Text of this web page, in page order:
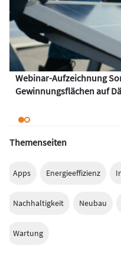
Webinar-Aufzeichnung
Gewinnungsflächen auf
Themenseiten
Apps Energieeffizienz
Nachhaltigkeit Neubau
Wartung